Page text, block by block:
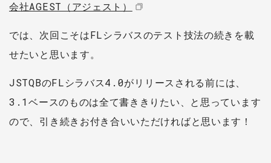
会社AGEST（アジェスト）
では、次回こそはFLシラバスのテスト技法の続きを載
せたいと思います。
JSTQBのFLシラバス4.0がリリースされる前には、
3.1ベースのものは全て書ききりたい、と思っています
ので、引き続きお付き合いいただければと思います！